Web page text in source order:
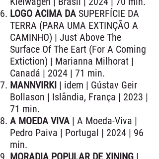
LOGO ACIMA DA SUPERFÍCIE DA
TERRA (PARA UMA EXTINÇÃO A
CAMINHO) | Just Above The
Surface Of The Eart (For A Coming
Extiction) | Marianna Milhorat |
Canadá | 2024 | 71 min.
MANNVIRKI | idem | Gústav Geir
Bollason | Islândia, França | 2023 |
71 min.
A MOEDA VIVA | A Moeda-Viva |
Pedro Paiva | Portugal | 2024 | 96
min.
MORADIA POPULAR DE XINING |